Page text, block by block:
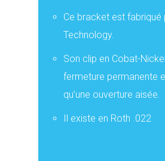
Ce bracket est fabriqué
Technology.
Son clip en Cobat-
fermeture permanente
qu’une ouverture aisée.
Il existe en Roth .022